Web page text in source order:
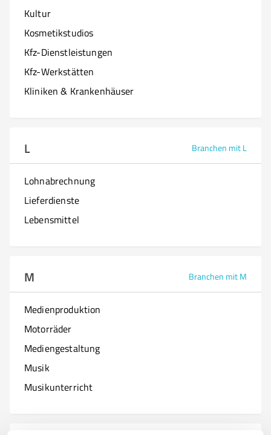
Kultur
Kosmetikstudios
Kfz-Dienstleistungen
Kfz-Werkstätten
Kliniken & Krankenhäuser
L Branchen mit L
Lohnabrechnung
Lieferdienste
Lebensmittel
M Branchen mit M
Medienproduktion
Motorräder
Mediengestaltung
Musik
Musikunterricht